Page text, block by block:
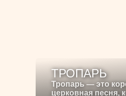
ТРОПАРЬ
Тропарь — это
церковная песня,